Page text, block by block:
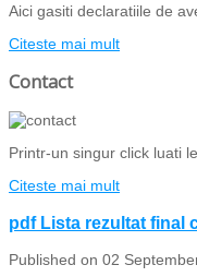
Aici gasiti declaratiile de
Citeste mai mult
Contact
Printr-un singur click luati
Citeste mai mult
pdf Lista rezultat final
Published on 02